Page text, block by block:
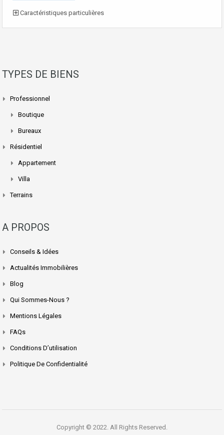
Caractéristiques particulières
TYPES DE BIENS
Professionnel
Boutique
Bureaux
Résidentiel
Appartement
Villa
Terrains
A PROPOS
Conseils & Idées
Actualités Immobilières
Blog
Qui Sommes-Nous ?
Mentions Légales
FAQs
Conditions D’utilisation
Politique De Confidentialité
Copyright © 2022. All Rights Reserved.